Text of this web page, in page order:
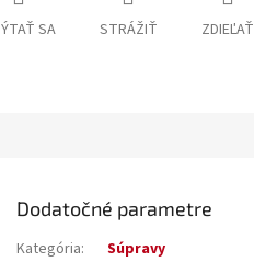
SA STRÁŽIŤ ZDIEĽAŤ
Dodatočné parametre
Kategória:
Súpravy